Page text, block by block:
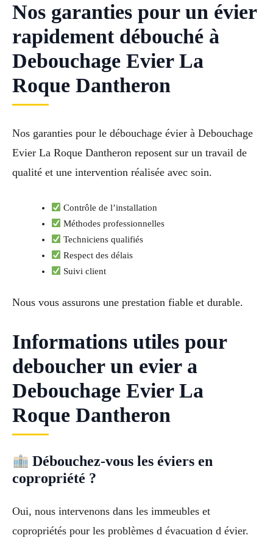
Nos garanties pour un évier
rapidement débouché à
Debouchage Evier La
Roque Dantheron
Nos garanties pour le débouchage évier à Debouchage
Evier La Roque Dantheron reposent sur un travail de
qualité et une intervention réalisée avec soin.
Contrôle de l’installation
Méthodes professionnelles
Techniciens qualifiés
Respect des délais
Suivi client
Nous vous assurons une prestation fiable et durable.
Informations utiles pour
deboucher un evier a
Debouchage Evier La
Roque Dantheron
Débouchez-vous les éviers en
copropriété ?
Oui, nous intervenons dans les immeubles et
copropriétés pour les problèmes d évacuation d évier.